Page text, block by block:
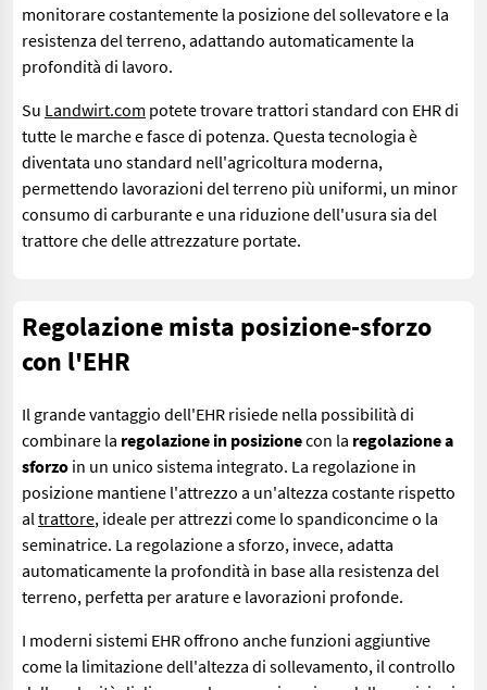
monitorare costantemente la posizione del sollevatore e la
resistenza del terreno, adattando automaticamente la
profondità di lavoro.
Su Landwirt.com potete trovare trattori standard con EHR di
tutte le marche e fasce di potenza. Questa tecnologia è
diventata uno standard nell'agricoltura moderna,
permettendo lavorazioni del terreno più uniformi, un minor
consumo di carburante e una riduzione dell'usura sia del
trattore che delle attrezzature portate.
Regolazione mista posizione-sforzo
con l'EHR
Il grande vantaggio dell'EHR risiede nella possibilità di
combinare la regolazione in posizionecon la regolazione a
sforzo in un unico sistema integrato. La regolazione in
posizione mantiene l'attrezzo a un'altezza costante rispetto
altrattore, ideale per attrezzi come lo spandiconcime o la
seminatrice. La regolazione a sforzo, invece, adatta
automaticamente la profondità in base alla resistenza del
terreno, perfetta per arature e lavorazioni profonde.
I moderni sistemi EHR offrono anche funzioni aggiuntive
come la limitazione dell'altezza di sollevamento, il controllo